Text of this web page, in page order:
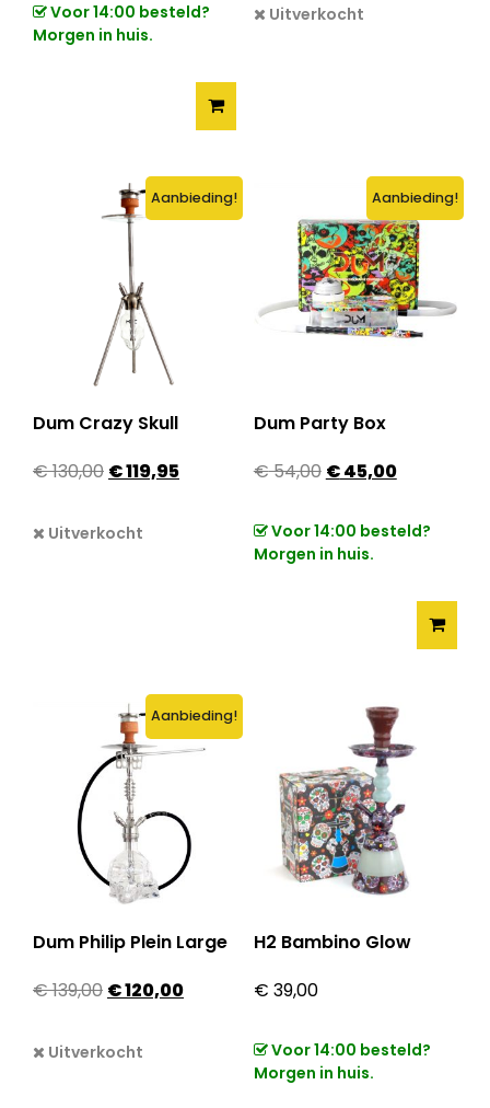
Voor 14:00 besteld?
Morgen in huis.
Uitverkocht
Aanbieding!
Dum Crazy Skull
€130,00 Oorspronkelijke prijs was: € 130,00.
€119,95Huidige prijs is: € 119,95.
Uitverkocht
Aanbieding!
Dum Party Box
€54,00 Oorspronkelijke
€45,00Huidige
Voor 14:00 besteld?
Morgen in huis.
Aanbieding!
Dum Philip Plein Large
€139,00 Oorspronkelijke prijs was: € 139,00.
€120,00Huidige prijs is: € 120,00.
Uitverkocht
H2 Bambino Glow
€ 39,00
Voor 14:00 besteld?
Morgen in huis.